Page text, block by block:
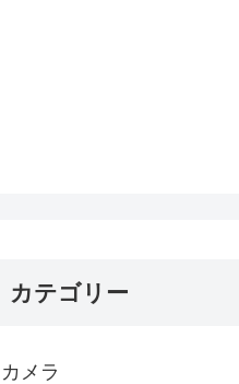
カテゴリー
カメラ